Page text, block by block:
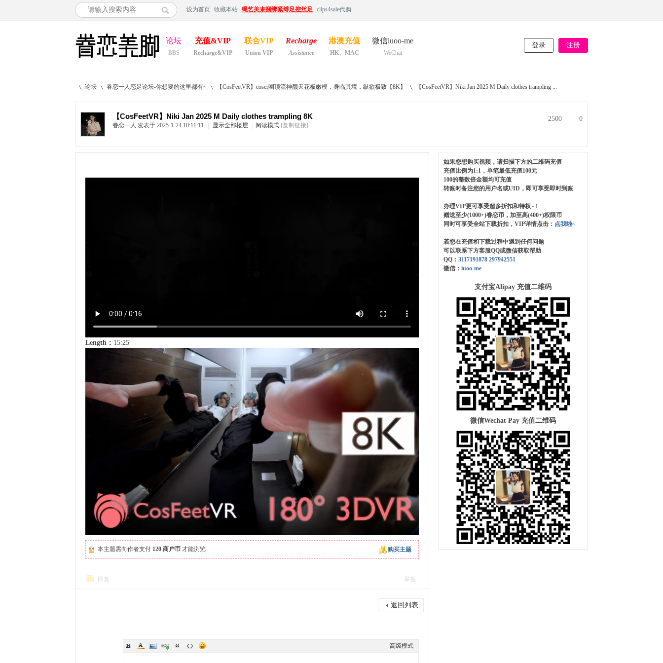
设为首页 收藏本站 绳艺美束捆绑紧缚足控丝足 clips4sale代购
论坛
BBS
充值&VIP
Recharge&VIP
联合VIP
Union VIP
Recharge
Assistance
港澳充值
HK、MAC
微信iuoo-me
WeChat
登录 注册
论坛
›
眷恋一人恋足论坛-你想要的这里都有~
›
【CosFeetVR】coser圈顶流神颜天花板嫩模，身临其境，纵欲极致【8K】 【CosFeetVR】Niki Jan 2025 M Daily clothes trampling ...
【CosFeetVR】Niki Jan 2025 M Daily clothes trampling 8K
眷恋一人 发表于 2025-1-24 10:11:11 显示全部楼层 阅读模式 [复制链接]
0
2500
Length： 15:25
购买主题
本主题需向作者支付 120 商户币 才能浏览
回复 举报
返回列表
高级模式
如果您想购买视频，请扫描下方的二维码充值
充值比例为1:1，单笔最低充值100元
100的整数倍金额均可充值
转账时备注您的用户名或UID，即可享受即时到账
办理VIP更可享受超多折扣和特权~！
赠送至少(1000+)眷恋币，加至高(400+)权限币
同时可享受全站下载折扣，VIP详情点击： 点我啦~
若您在充值和下载过程中遇到任何问题
可以联系下方客服QQ或微信获取帮助
QQ： 3117191878 297942551
微信： iuoo-me
支付宝Alipay 充值二维码
微信Wechat Pay 充值二维码